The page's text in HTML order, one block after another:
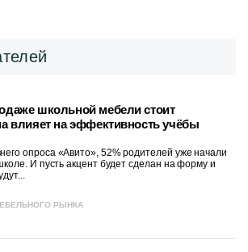
школьной мебели стоит
влияет на эффективность учёбы
опроса «Авито», 52% родителей уже начали
И пусть акцент будет сделан на форму и
РЫНКА